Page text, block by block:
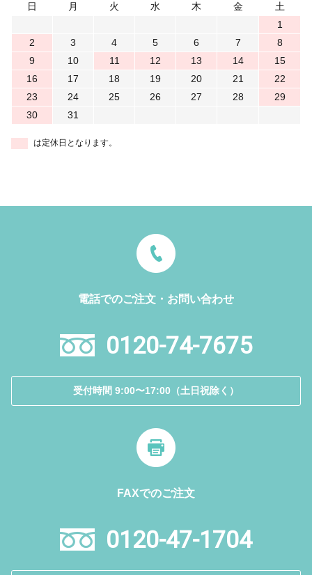
日
月 火 水 木 金
土
1
2
3 4 5 6 7
8
9
10 11 12 13 14
15
16
17 18 19 20 21
22
23
24 25 26 27 28
29
30
31
は定休日となります。
電話でのご注文・お問い合わせ
0120-74-7675
受付時間 9:00〜17:00（土日祝除く）
FAXでのご注文
0120-47-1704